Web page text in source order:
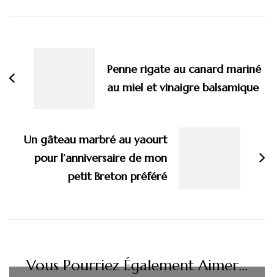
Penne rigate au canard mariné
au miel et vinaigre balsamique
Un gâteau marbré au yaourt
pour l’anniversaire de mon
petit Breton préféré
Vous Pourriez Également Aimer...